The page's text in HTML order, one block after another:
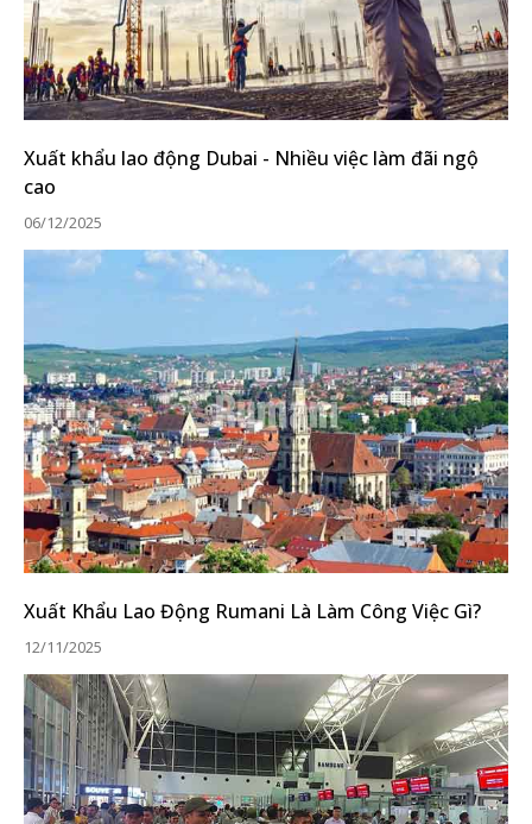
Xuất khẩu lao động Dubai - Nhiều việc làm đãi ngộ
cao
06/12/2025
Xuất Khẩu Lao Động Rumani Là Làm Công Việc Gì?
12/11/2025